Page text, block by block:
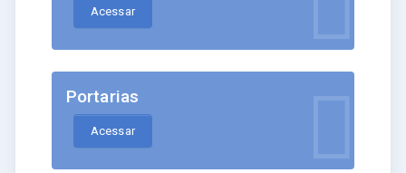
Acessar
Portarias
Acessar